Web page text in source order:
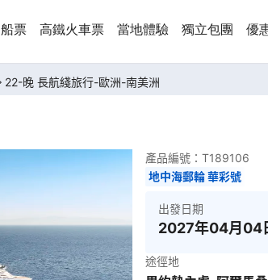
船票 高鐵火車票 當地體驗 獨立包團 優
22-晚 長航綫旅行-歐洲-南美洲
產品編號： T189106
地中海郵輪 華彩號
出發日期
2027年04月04
途徑地